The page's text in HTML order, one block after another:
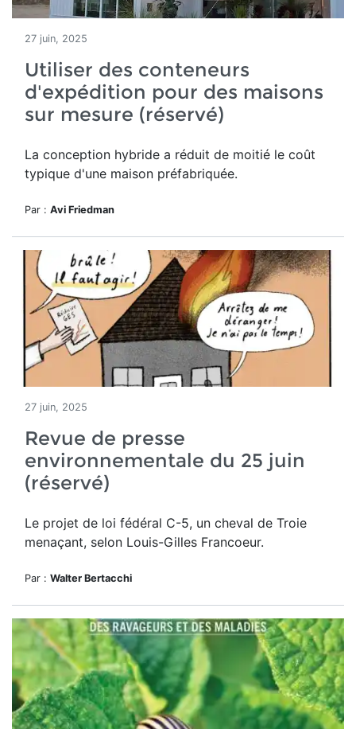
27 juin, 2025
Utiliser des conteneurs
d'expédition pour des maisons
sur mesure (réservé)
La conception hybride a réduit de moitié le coût
typique d'une maison préfabriquée.
Par : Avi Friedman
27 juin, 2025
Revue de presse
environnementale du 25 juin
(réservé)
Le projet de loi fédéral C-5, un cheval de Troie
menaçant, selon Louis-Gilles Francoeur.
Par : Walter Bertacchi